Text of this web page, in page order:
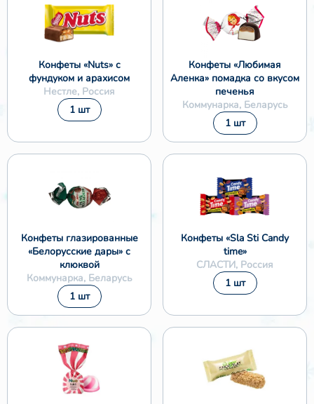
Конфеты «Nuts» с
фундуком и арахисом
Нестле, Россия
1 шт
Конфеты «Любимая
Аленка» помадка со вкусом
печенья
Коммунарка, Беларусь
1 шт
Конфеты глазированные
«Белорусские дары» с
клюквой
Коммунарка, Беларусь
1 шт
Конфеты «Sla Sti Candy
time»
СЛАСТИ, Россия
1 шт
❅